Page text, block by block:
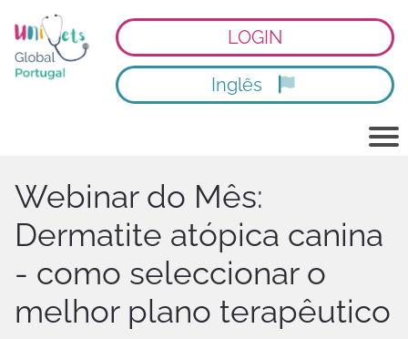
LOGIN
Inglês
Webinar do Mês:
Dermatite atópica canina
- como seleccionar o
melhor plano terapêutico